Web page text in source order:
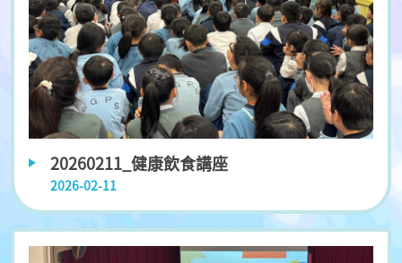
20260211_健康飲食講座
2026-02-11